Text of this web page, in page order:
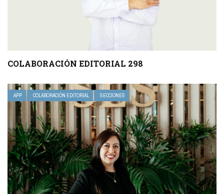
COLABORACIÓN EDITORIAL 298
APP COLABORACIÓN EDITORIAL SECCIONES